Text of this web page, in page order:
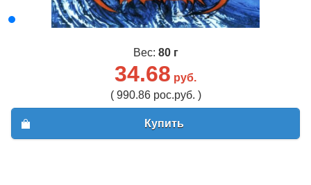
Вес: 80 г
34.68 руб.
( 990.86 рос.руб. )
Купить